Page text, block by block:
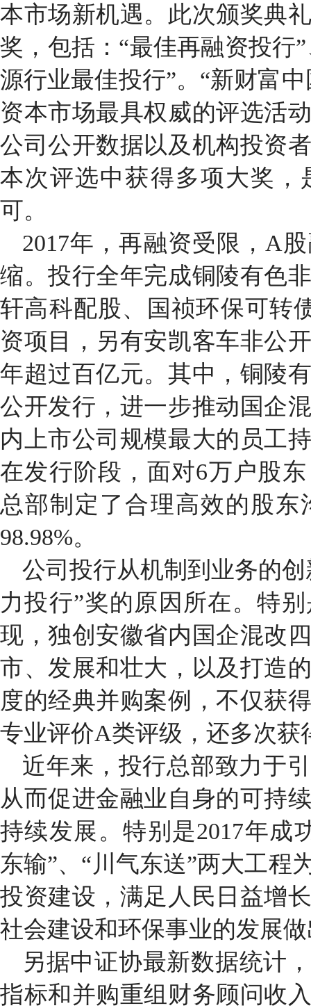
本市场新机遇。此次颁奖典
奖，包括：“最佳再融资投行
源行业最佳投行”。“新财富
资本市场最具权威的评选活
公司公开数据以及机构投资
本次评选中获得多项大奖
可。
2017年，再融资受限， A
缩。投行全年完成铜陵有色
轩高科配股、国祯环保可转
资项目，另有安凯客车非公
年超过百亿元。其中，铜陵
公开发行，进一步推动国企
内上市公司规模最大的员工
在发行阶段，面对6万户股
总部制定了合理高效的股
98.98%。
公司投行从机制到业务的
力投行”奖的原因所在。特
现，独创安徽省内国企混改
市、发展和壮大，以及打造
度的经典并购案例，不仅获
专业评价A类评级，还多次获
近年来，投行总部致力于
从而促进金融业自身的可持
持续发展。特别是2017年成
东输”、“川气东送”两大工程
投资建设，满足人民日益增
社会建设和环保事业的发展
另据中证协最新数据统计
指标和并购重组财务顾问收